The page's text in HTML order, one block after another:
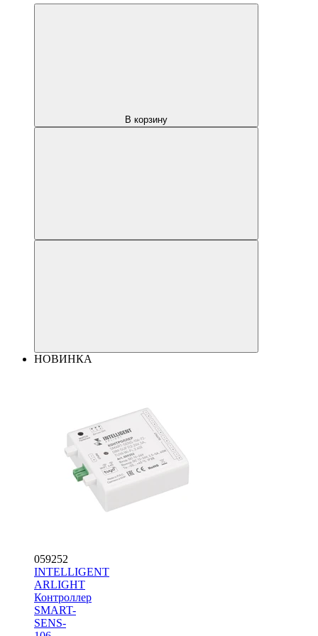
В корзину
НОВИНКА
059252
INTELLIGENT
ARLIGHT
Контроллер
SMART-
SENS-